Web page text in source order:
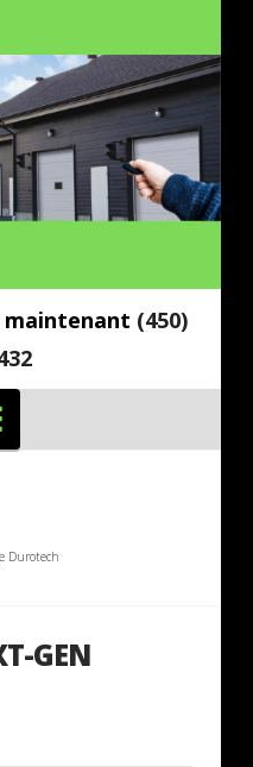
maintenant (450)
Navigation
Durotech
GEN